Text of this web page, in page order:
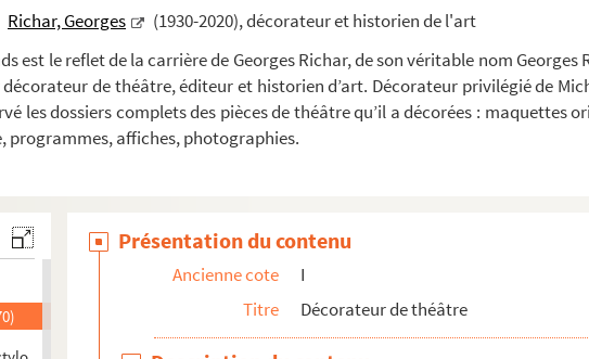
Richar, Georges
(1930-2020), décorateur et historien de l'art
est le reflet de la carrière de Georges Richar, de son véritable nom
de théâtre, éditeur et historien d’art. Décorateur privilégié de
les dossiers complets des pièces de théâtre qu’il a décorées : maquettes
programmes, affiches, photographies.
(1969)
(1969)
(1969)
Présentation du contenu
Ancienne cote
I
Titre
Décorateur de théâtre